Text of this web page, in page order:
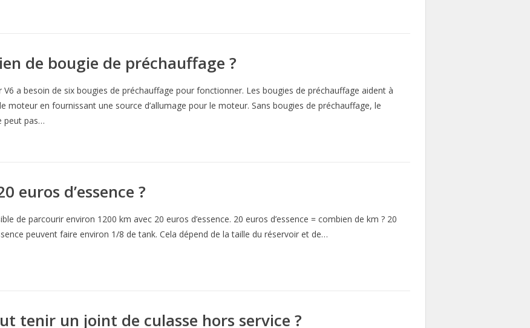
de bougie de préchauffage ?
V6 a besoin de six bougies de préchauffage pour fonctionner. Les bougies de préchauffage aident à
moteur en fournissant une source d’allumage pour le moteur. Sans bougies de préchauffage, le
peut pas…
euros d’essence ?
de parcourir environ 1200 km avec 20 euros d’essence. 20 euros d’essence = combien de km ? 20
peuvent faire environ 1/8 de tank. Cela dépend de la taille du réservoir et de…
tenir un joint de culasse hors service ?